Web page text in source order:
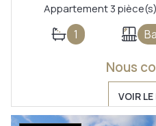
1
Nous
VOIR LE